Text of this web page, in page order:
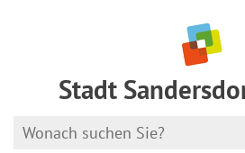
Stadt